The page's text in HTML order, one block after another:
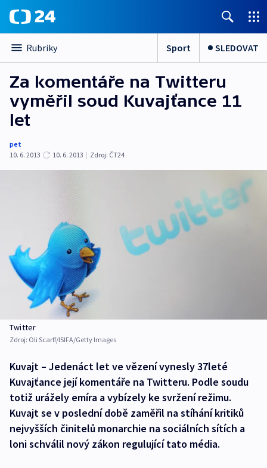
Rubriky Sport SLEDOVAT
Za komentáře na Twitteru
vyměřil soud Kuvajťance 11
let
pet
10. 6. 2013
10. 6. 2013 | Zdroj: ČT24
Twitter
Zdroj: Oli Scarff/ISIFA/Getty Images
Kuvajt – Jedenáct let ve vězení vynesly 37leté
Kuvajťance její komentáře na Twitteru. Podle soudu
totiž urážely emíra a vybízely ke svržení režimu.
Kuvajt se v poslední době zaměřil na stíhání kritiků
nejvyšších činitelů monarchie na sociálních sítích a
loni schválil nový zákon regulující tato média.